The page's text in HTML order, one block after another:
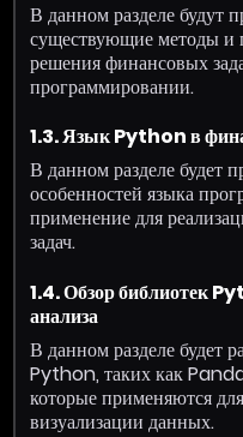
В данном разделе будут
существующие методы и
решения финансовых
программировании.
1.3. Язык Python в
В данном разделе будет
особенностей языка
применение для
задач.
1.4. Обзор библиотек
анализа
В данном разделе будет
Python, таких как
которые применяются
визуализации данных.